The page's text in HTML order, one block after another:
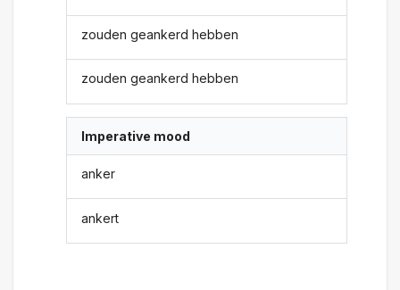
zouden geankerd hebben
zouden geankerd hebben
Imperative mood
anker
ankert